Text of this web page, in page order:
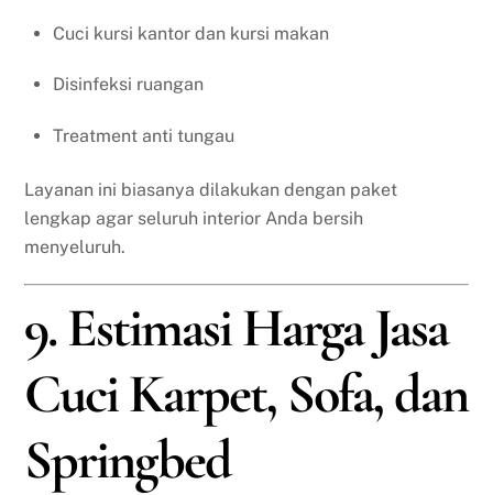
Cuci kursi kantor dan kursi makan
Disinfeksi ruangan
Treatment anti tungau
Layanan ini biasanya dilakukan dengan paket
lengkap agar seluruh interior Anda bersih
menyeluruh.
9. Estimasi Harga Jasa
Cuci Karpet, Sofa, dan
Springbed